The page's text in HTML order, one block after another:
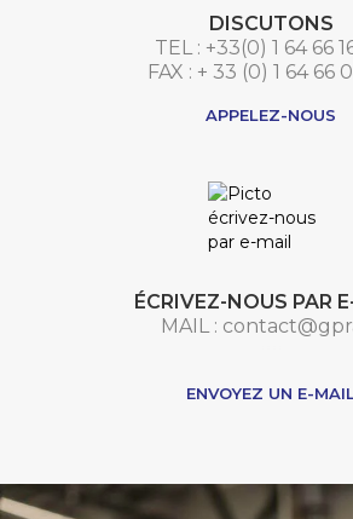
DISCUTONS
TEL : +33(0) 1 64 66
FAX : + 33 (0) 1 64 66
APPELEZ-NOUS
ÉCRIVEZ-NOUS PAR
MAIL :
ENVOYEZ UN E-